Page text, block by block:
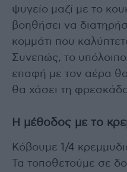
ψυγείο μαζί με το
βοηθήσει να
κομμάτι που
Συνεπώς, το
επαφή με τον αέρα
θα χάσει τη
Η μέθοδος με το
Κόβουμε 1/4
Τα τοποθετούμε σε